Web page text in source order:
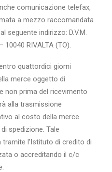
comunicazione telefax,
a mezzo raccomandata
seguente indirizzo: D.V.M.
10040 RIVALTA (TO).
quattordici giorni
merce oggetto di
non prima del ricevimento
alla trasmissione
al costo della merce
spedizione. Tale
l’Istituto di credito di
o accreditando il c/c